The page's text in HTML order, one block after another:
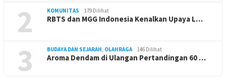
2 KOMUNITAS 179 Dilihat
RBTS dan MGG Indonesia Kenalkan Upaya L…
3 BUDAYA DAN SEJARAH, OLAHRAGA 146 Dilihat
Aroma Dendam di Ulangan Pertandingan 60 …